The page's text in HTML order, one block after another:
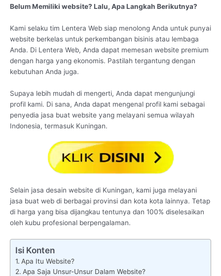
Belum Memiliki website? Lalu, Apa Langkah Berikutnya?
Kami selaku tim Lentera Web siap menolong Anda untuk punyai
website berkelas untuk perkembangan bisinis atau lembaga
Anda. Di Lentera Web, Anda dapat memesan website premium
dengan harga yang ekonomis. Pastilah tergantung dengan
kebutuhan Anda juga.
Supaya lebih mudah di mengerti, Anda dapat mengunjungi
profil kami. Di sana, Anda dapat mengenal profil kami sebagai
penyedia jasa buat website yang melayani semua wilayah
Indonesia, termasuk Kuningan.
Selain jasa desain website di Kuningan, kami juga melayani
jasa buat web di berbagai provinsi dan kota kota lainnya. Tetap
di harga yang bisa dijangkau tentunya dan 100% diselesaikan
oleh kubu profesional berpengalaman.
Isi Konten
Apa Itu Website?
Apa Saja Unsur-Unsur Dalam Website?